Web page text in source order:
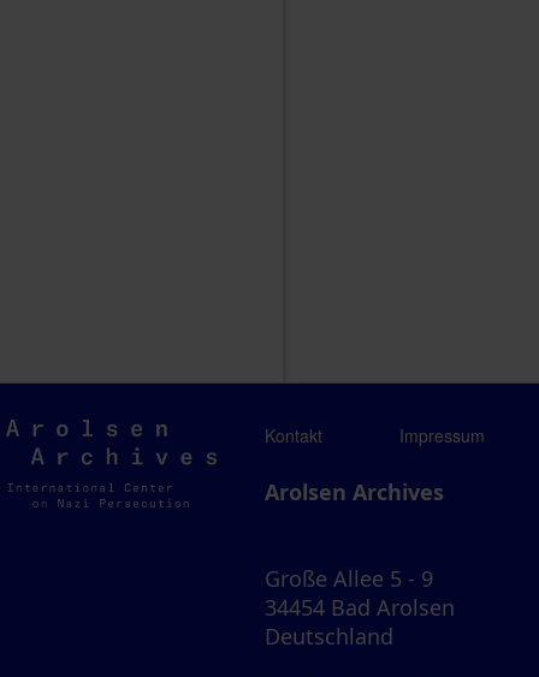
Arolsen
Archives
Kontakt Impressum
Arolsen Archives
Große Allee 5 - 9
34454 Bad Arolsen
Deutschland